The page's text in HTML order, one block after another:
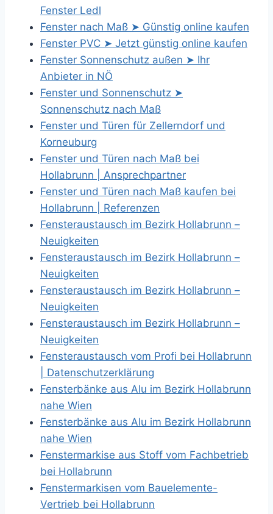
Fenster Ledl
Fenster nach Maß ➤ Günstig online kaufen
Fenster PVC ➤ Jetzt günstig online kaufen
Fenster Sonnenschutz außen ➤ Ihr
Anbieter in NÖ
Fenster und Sonnenschutz ➤
Sonnenschutz nach Maß
Fenster und Türen für Zellerndorf und
Korneuburg
Fenster und Türen nach Maß bei
Hollabrunn | Ansprechpartner
Fenster und Türen nach Maß kaufen bei
Hollabrunn | Referenzen
Fensteraustausch im Bezirk Hollabrunn –
Neuigkeiten
Fensteraustausch im Bezirk Hollabrunn –
Neuigkeiten
Fensteraustausch im Bezirk Hollabrunn –
Neuigkeiten
Fensteraustausch im Bezirk Hollabrunn –
Neuigkeiten
Fensteraustausch vom Profi bei Hollabrunn
| Datenschutzerklärung
Fensterbänke aus Alu im Bezirk Hollabrunn
nahe Wien
Fensterbänke aus Alu im Bezirk Hollabrunn
nahe Wien
Fenstermarkise aus Stoff vom Fachbetrieb
bei Hollabrunn
Fenstermarkisen vom Bauelemente-
Vertrieb bei Hollabrunn